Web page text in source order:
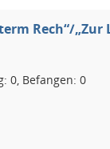
Rech“/„Zur
0, Befangen: 0